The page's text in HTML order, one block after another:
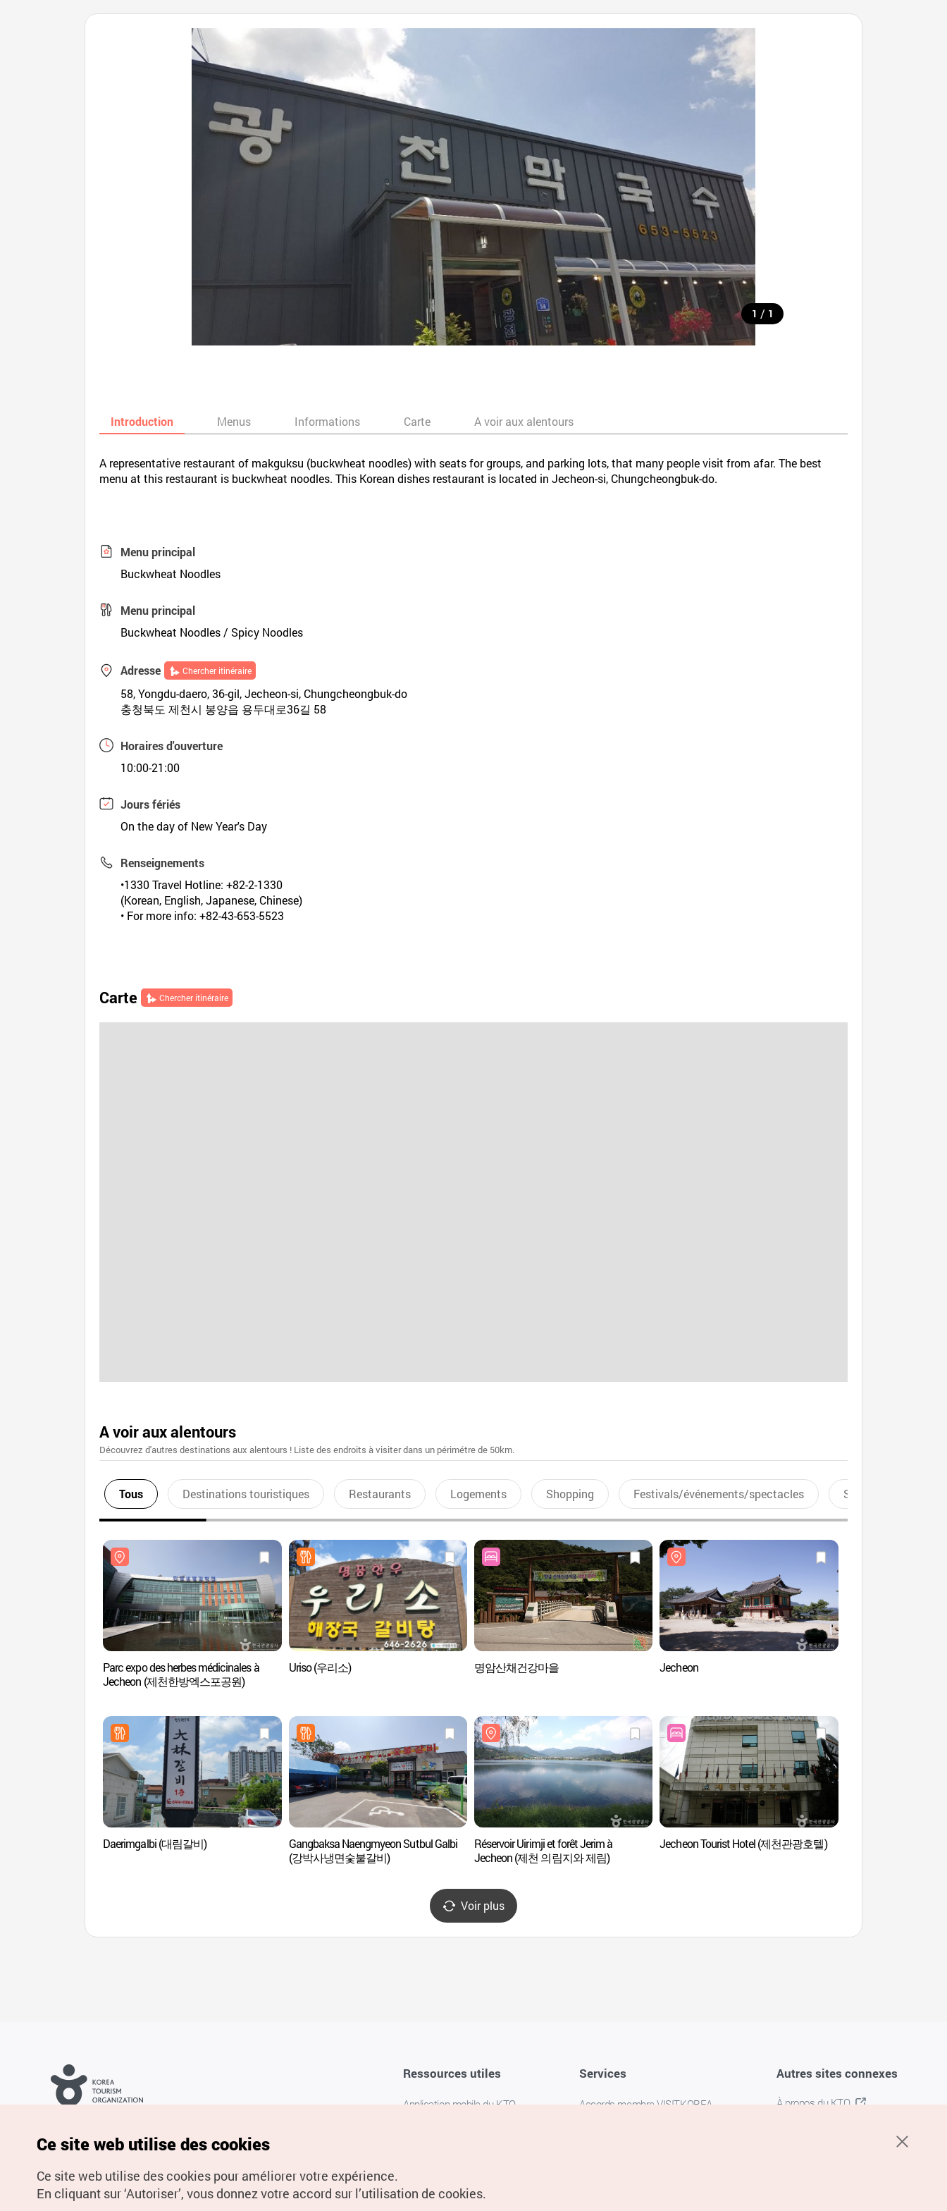
1 / 1
Introduction Menus Informations Carte A voir aux alentours
A representative restaurant of makguksu (buckwheat noodles) with seats for groups, and parking lots, that many people visit from afar. The best
menu at this restaurant is buckwheat noodles. This Korean dishes restaurant is located in Jecheon-si, Chungcheongbuk-do.
Menu principal
Buckwheat Noodles
Menu principal
Buckwheat Noodles / Spicy Noodles
Adresse Chercher itinéraire
58, Yongdu-daero, 36-gil, Jecheon-si, Chungcheongbuk-do
충청북도 제천시 봉양읍 용두대로36길 58
Horaires d'ouverture
10:00-21:00
Jours fériés
On the day of New Year's Day
Renseignements
•1330 Travel Hotline: +82-2-1330
(Korean, English, Japanese, Chinese)
• For more info: +82-43-653-5523
Carte Chercher itinéraire
A voir aux alentours
Découvrez d'autres destinations aux alentours ! Liste des endroits à visiter dans un périmétre de 50km.
Tous Destinations touristiques Restaurants Logements Shopping Festivals/événements/spectacles Sports aquatiques
Parc expo des herbes médicinales à
Jecheon (제천한방엑스포공원)
Uriso (우리소) 명암산채건강마을 Jecheon
Daerimgalbi (대림갈비)
Gangbaksa Naengmyeon Sutbul Galbi
(강박사냉면숯불갈비)
Réservoir Uirimji et forêt Jerim à
Jecheon (제천 의림지와 제림)
Jecheon Tourist Hotel (제천관광호텔)
Voir plus
Ressources utiles
Application mobile du KTO
Services
Accords membre VISITKOREA
Autres sites connexes
À propos du KTO
Pour les rapports d'erreurs et demandes de renseignements,
adressez vos demandes à
Ce site web utilise des cookies
Ce site web utilise des cookies pour améliorer votre expérience.
En cliquant sur ‘Autoriser’, vous donnez votre accord sur l’utilisation de cookies.